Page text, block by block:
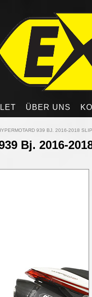
ÜBER UNS
939 BJ. 2016-2018
Bj. 2016-